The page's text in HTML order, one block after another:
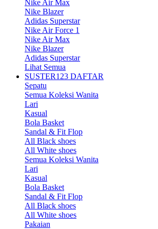
Nike Air Max
Nike Blazer
Adidas Superstar
Nike Air Force 1
Nike Air Max
Nike Blazer
Adidas Superstar
Lihat Semua
SUSTER123 DAFTAR
Sepatu
Semua Koleksi Wanita
Lari
Kasual
Bola Basket
Sandal & Fit Flop
All Black shoes
All White shoes
Semua Koleksi Wanita
Lari
Kasual
Bola Basket
Sandal & Fit Flop
All Black shoes
All White shoes
Pakaian